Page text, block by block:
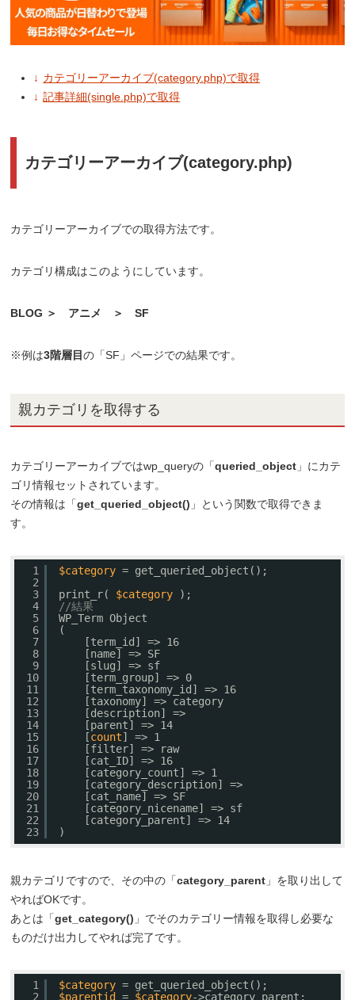
カテゴリーアーカイブ(category.php)で取得
記事詳細(single.php)で取得
カテゴリーアーカイブ(category.php)
カテゴリーアーカイブでの取得方法です。
カテゴリ構成はこのようにしています。
BLOG ＞ アニメ ＞ SF
※例は3階層目の「SF」ページでの結果です。
親カテゴリを取得する
カテゴリーアーカイブではwp_queryの「queried_object 」にカテ
ゴリ情報セットされています。
その情報は「get_queried_object() 」という関数で取得できま
す。
1
2
3
4
5
6
7
8
9
10
11
12
13
14
15
16
17
18
19
20
21
22
23
$category = get_queried_object();
print_r( $category
);
//結果
WP_Term Object
(
[term_id] => 16
[name] => SF
[slug] => sf
[term_group] => 0
[term_taxonomy_id] => 16
[taxonomy] => category
[description] =>
[parent] => 14
[count] => 1
[filter] => raw
[cat_ID] => 16
[category_count] => 1
[category_description] =>
[cat_name] => SF
[category_nicename] => sf
[category_parent] => 14
)
親カテゴリですので、その中の「category_parent 」を取り出して
やればOKです。
あとは「get_category() 」でそのカテゴリー情報を取得し必要な
ものだけ出力してやれば完了です。
1
2
$category = get_queried_object();
$parentid
= $category->category_parent;